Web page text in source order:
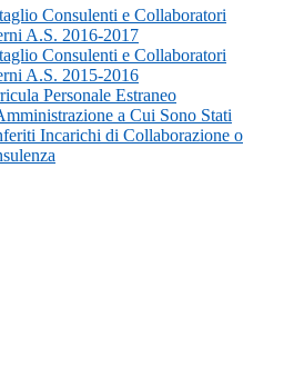
Consulenti e Collaboratori
A.S. 2016-2017
Consulenti e Collaboratori
A.S. 2015-2016
Personale Estraneo
a Cui Sono Stati
Incarichi di Collaborazione o